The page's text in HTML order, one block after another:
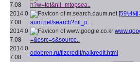
7.08
h?w=tot&nil_mtopsea..
2014.0
7.08
[59년돼
aum.net/search?nil_p..
2014.0
7.08
=&esrc=s&source..
2014.0
7.08
odobren.ru/fizcredit/nalkredit.html